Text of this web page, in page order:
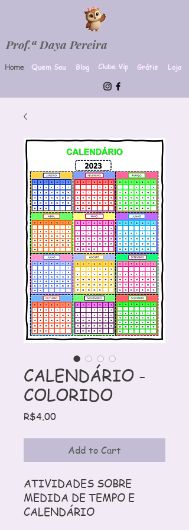
Home Loja
Clube Vip
Quem Sou Grátis
Blog
Prof.ª Daya Pereira
CALENDÁRIO -
COLORIDO
R$4.00Price
Add to Cart
ATIVIDADES SOBRE
MEDIDA DE TEMPO E
CALENDÁRIO